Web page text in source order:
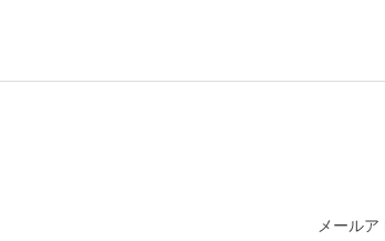
メール